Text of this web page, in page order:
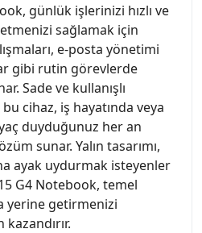
günlük işlerinizi hızlı ve
sağlamak için
e-posta yönetimi
gibi rutin görevlerde
Sade ve kullanışlı
cihaz, iş hayatında veya
duyduğunuz her an
sunar. Yalın tasarımı,
ayak uydurmak isteyenler
G4 Notebook, temel
yerine getirmenizi